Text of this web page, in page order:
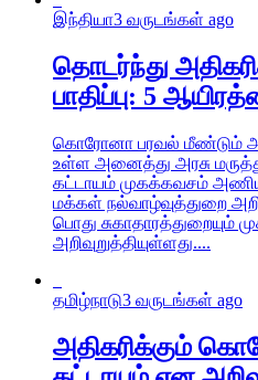
இந்தியா3 வருடங்கள் ago
தொடர்ந்து
பாதிப்பு: 5
கொரோனா பரவல் மீண்டும்
உள்ள அனைத்து அரசு
கட்டாயம் முகக்கவசம்
மக்கள் நல்வாழ்வுத்துறை
பொது சுகாதாரத்துறையும்
அறிவுறுத்தியுள்ளது....
தமிழ்நாடு3 வருடங்கள் ago
அதிகரிக்கும்